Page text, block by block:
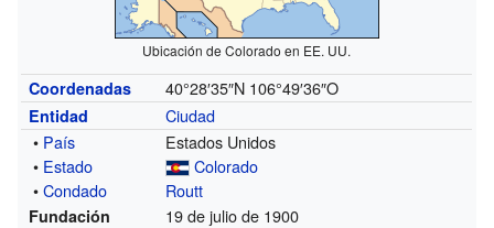
Ubicación de Colorado en EE. UU.
Coordenadas 40°28′35″N 106°49′36″O
Entidad
Ciudad
• País
Estados Unidos
• Estado
Colorado
•Condado Routt
Fundación 19 de julio de 1900